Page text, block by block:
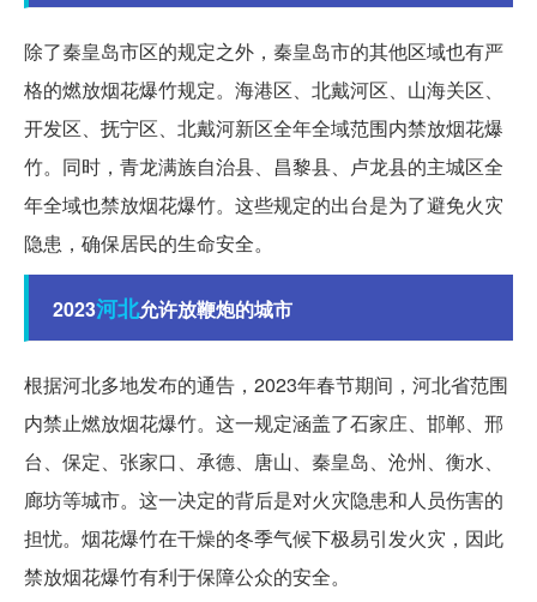
除了秦皇岛市区的规定之外，秦皇岛市的其他区域也有严
格的燃放烟花爆竹规定。海港区、北戴河区、山海关区、
开发区、抚宁区、北戴河新区全年全域范围内禁放烟花爆
竹。同时，青龙满族自治县、昌黎县、卢龙县的主城区全
年全域也禁放烟花爆竹。这些规定的出台是为了避免火灾
隐患，确保居民的生命安全。
2023河北允许放鞭炮的城市
根据河北多地发布的通告，2023年春节期间，河北省范围
内禁止燃放烟花爆竹。这一规定涵盖了石家庄、邯郸、邢
台、保定、张家口、承德、唐山、秦皇岛、沧州、衡水、
廊坊等城市。这一决定的背后是对火灾隐患和人员伤害的
担忧。烟花爆竹在干燥的冬季气候下极易引发火灾，因此
禁放烟花爆竹有利于保障公众的安全。